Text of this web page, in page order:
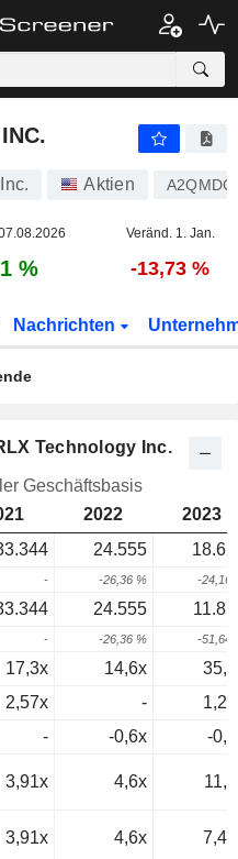
Aktien A2QMDC
Veränd. 1. Jan.
% -13,73 %
Nachrichten
Technology Inc.
Geschäftsbasis
2022
2023
24.555
- -26,36 % -24,16
24.555
- -26,36 % -51,64
17,3x 14,6x
2,57x -
- -0,6x
-
3,91x 4,6x
3,91x 4,6x